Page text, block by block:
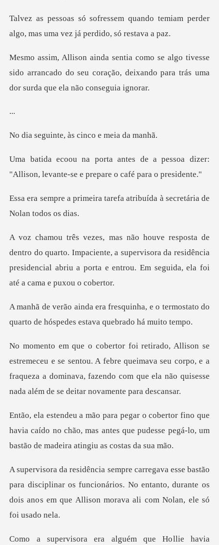
ando temiam perder
algo, mas uma
esse
sido arrancado do seu coração, deixando para
.
e, às cinco e
pessoa dizer:
"Allison, levante-se
tarefa atribuída à secretár
to. Impaciente, a supervisora da residência
presidencial abriu a
a, e o termostato do
quarto de hóspe
entou. A febre queimava seu corpo, e a
fraqueza a dominava, fazendo com
que
havia caído no chão, mas antes que pudesse pegá-l
disciplinar os funcionários. No entanto, durante os
dois ano
llie havia